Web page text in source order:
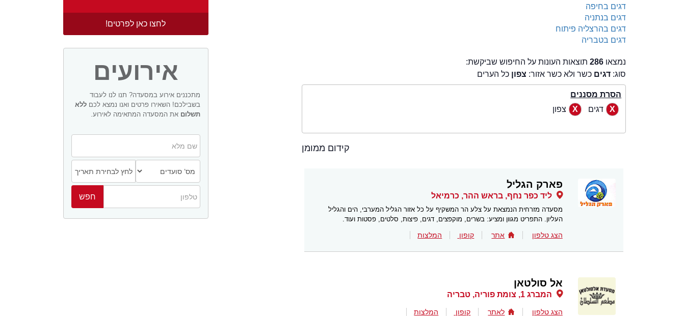
לחצו כאן לפרטים!
אירועים
מתכננים אירוע במסעדה? תנו לנו לעבוד
בשבילכם! השאירו פרטים ואנו נמצא לכם ללא
תשלום את המסעדה המתאימה לאירוע.
דגים בחיפה
דגים בנתניה
דגים בהרצליה פיתוח
דגים בטבריה
נמצאו 286תוצאות העונות על החיפוש שביקשת:
סוג: דגים כשר ולא כשר אזור: צפון כל הערים
הסרת מסננים
דגים
צפון
קידום ממומן
פארק הגליל
ליד כפר נחף, בראש ההר, כרמיאל
מסעדה מזרחית הנמצאת על צלע הר המשקיף על כל אזור הגליל המערבי, הים והגליל
העליון. התפריט מגוון ומציע: בשרים, מוקפצים, דגים, פיצות, סלטים, פסטות ועוד.
הצג טלפון אתר קופון המלצות
אל סולטאן
המברג 1, צומת פוריה, טבריה
הצג טלפון לאתר קופון המלצות